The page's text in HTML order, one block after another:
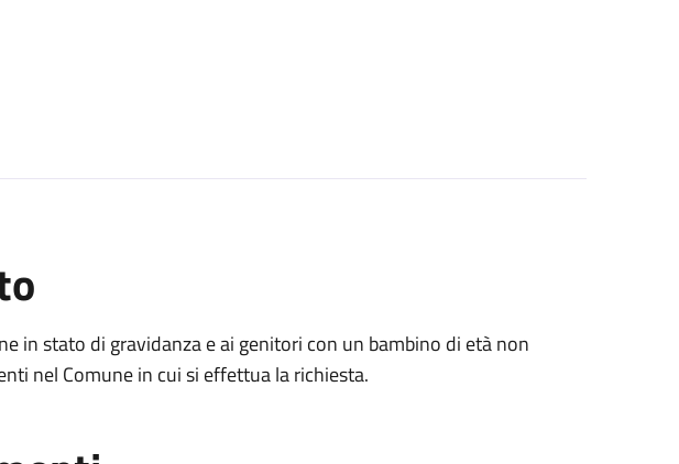
in stato di gravidanza e ai genitori con un bambino di età non
nel Comune in cui si effettua la richiesta.